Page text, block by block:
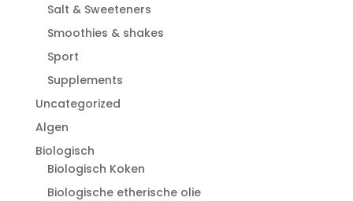
Salt & Sweeteners
Smoothies & shakes
Sport
Supplements
Uncategorized
Algen
Biologisch
Biologisch Koken
Biologische etherische olie